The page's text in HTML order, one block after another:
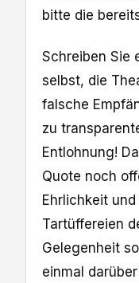
bitte die
Schreiben Sie
selbst, die
falsche
zu
Entlohnung!
Quote noch
Ehrlichkeit
Tartüffereien
Gelegenheit
einmal